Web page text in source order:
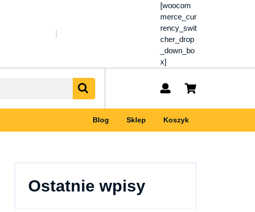
[woocom
merce_cur
rency_swit
cher_drop
_down_bo
x]
My
Blog Sklep Koszyk
Ostatnie wpisy